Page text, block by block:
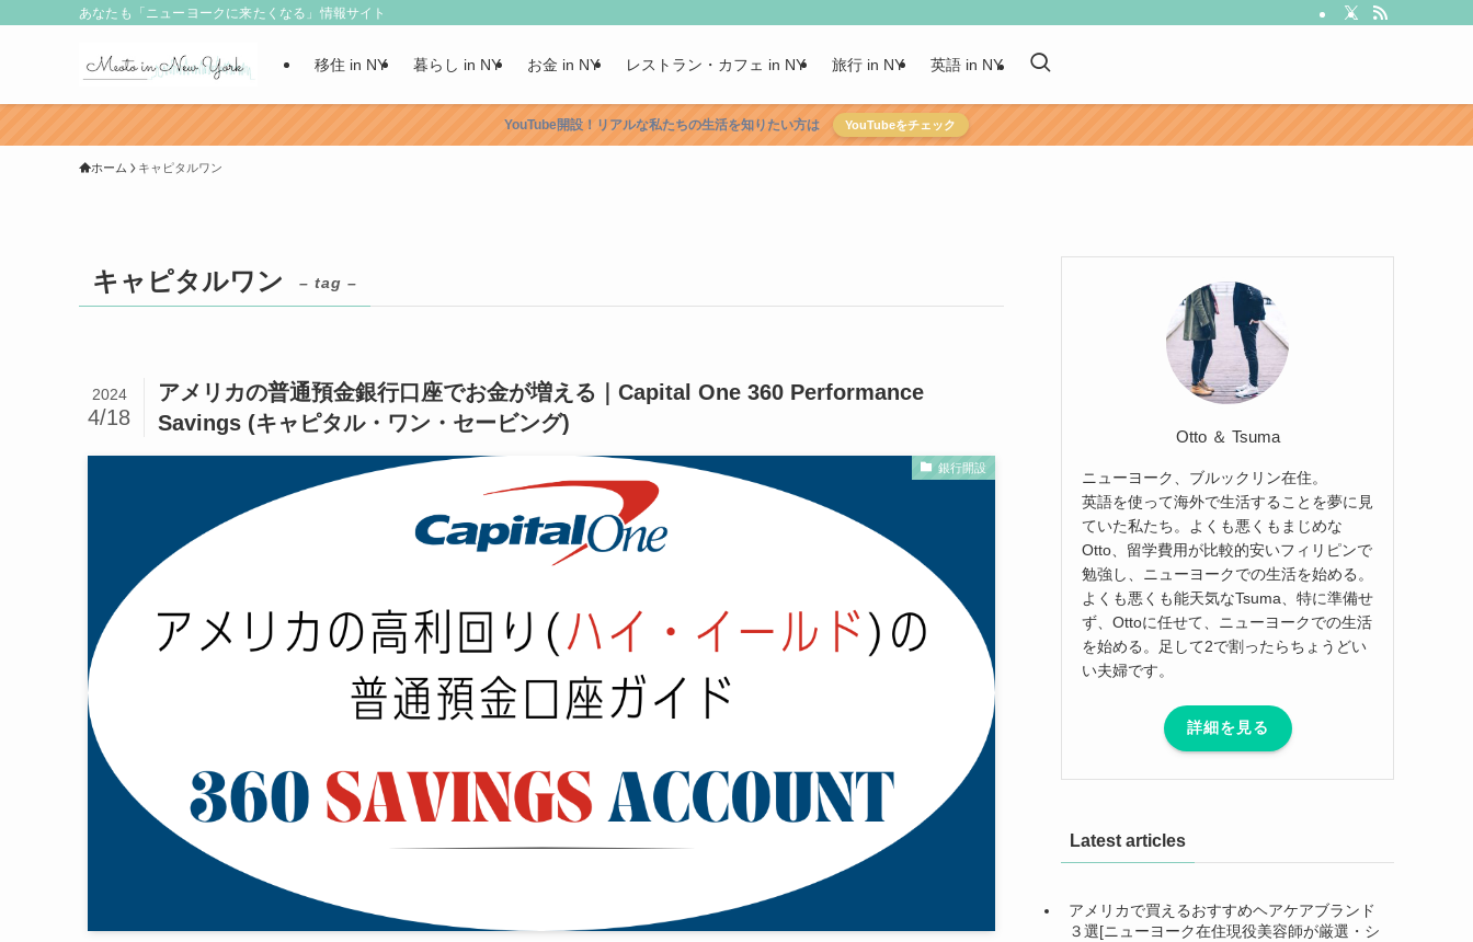
あなたも「ニューヨークに来たくなる」情報サイト
移住 in NY 暮らし in NY お金 in NY レストラン・カフェ in NY 旅行 in NY 英語 in NY
YouTube開設！リアルな私たちの生活を知りたい方は YouTubeをチェック
ホーム キャピタルワン
キャピタルワン – tag –
アメリカの普通預金銀行口座でお金が増える｜Capital One 360 Performance
Savings (キャピタル・ワン・セービング)
2024
4/18
銀行開設
Otto ＆ Tsuma
ニューヨーク、ブルックリン在住。
英語を使って海外で生活することを夢に見
ていた私たち。よくも悪くもまじめな
Otto、留学費用が比較的安いフィリピンで
勉強し、ニューヨークでの生活を始める。
よくも悪くも能天気なTsuma、特に準備せ
ず、Ottoに任せて、ニューヨークでの生活
を始める。足して2で割ったらちょうどい
い夫婦です。
詳細を見る
Latest articles
アメリカで買えるおすすめヘアケアブランド
３選[ニューヨーク在住現役美容師が厳選・シ